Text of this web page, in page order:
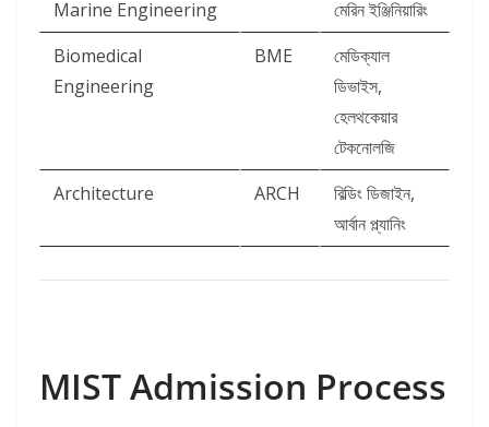
Marine Engineering
মেরিন ইঞ্জিনিয়ারিং
Biomedical
Engineering
BME
মেডিক্যাল
ডিভাইস,
হেলথকেয়ার
টেকনোলজি
Architecture
ARCH
বিল্ডিং ডিজাইন,
আর্বান প্ল্যানিং
MIST Admission Process